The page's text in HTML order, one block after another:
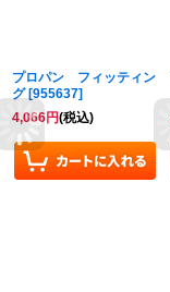
プロパン フィッティン
グ [955637]
4,066円(税込)